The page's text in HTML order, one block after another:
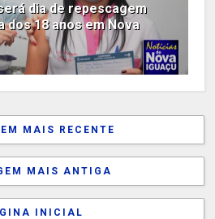
dia de repescagem
dos 18 anos em Nova
MAIS RECENTE
MAIS ANTIGA
INICIAL